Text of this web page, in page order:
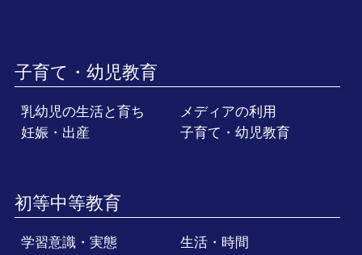
子育て・幼児教育
乳幼児の生活と育ち
メディアの利用
妊娠・出産
子育て・幼児教育
初等中等教育
学習意識・実態
生活・時間